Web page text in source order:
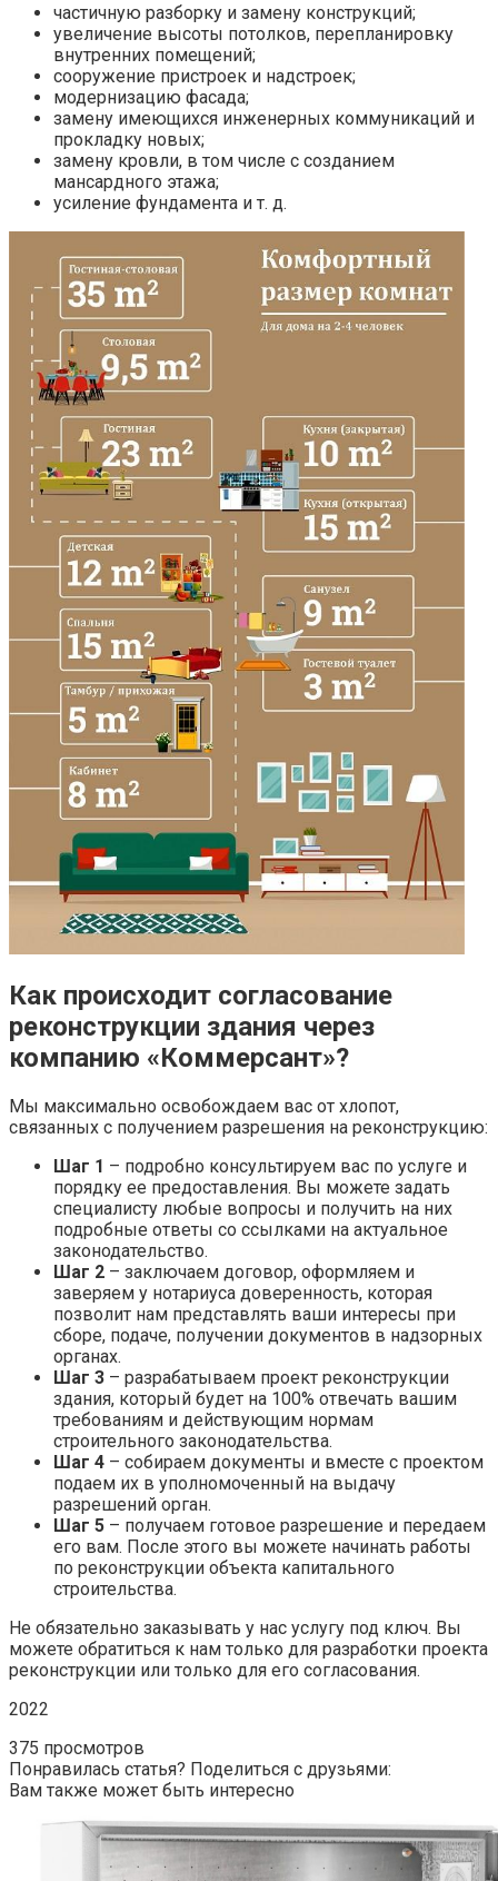
частичную разборку и замену конструкций;
увеличение высоты потолков, перепланировку
внутренних помещений;
сооружение пристроек и надстроек;
модернизацию фасада;
замену имеющихся инженерных коммуникаций и
прокладку новых;
замену кровли, в том числе с созданием
мансардного этажа;
усиление фундамента и т. д.
Как происходит согласование
реконструкции здания через
компанию «Коммерсант»?
Мы максимально освобождаем вас от хлопот,
связанных с получением разрешения на реконструкцию:
Шаг 1 – подробно консультируем вас по услуге и
порядку ее предоставления. Вы можете задать
специалисту любые вопросы и получить на них
подробные ответы со ссылками на актуальное
законодательство.
Шаг 2 – заключаем договор, оформляем и
заверяем у нотариуса доверенность, которая
позволит нам представлять ваши интересы при
сборе, подаче, получении документов в надзорных
органах.
Шаг 3 – разрабатываем проект реконструкции
здания, который будет на 100% отвечать вашим
требованиям и действующим нормам
строительного законодательства.
Шаг 4 – собираем документы и вместе с проектом
подаем их в уполномоченный на выдачу
разрешений орган.
Шаг 5 – получаем готовое разрешение и передаем
его вам. После этого вы можете начинать работы
по реконструкции объекта капитального
строительства.
Не обязательно заказывать у нас услугу под ключ. Вы
можете обратиться к нам только для разработки проекта
реконструкции или только для его согласования.
2022
375 просмотров
Понравилась статья? Поделиться с друзьями:
Вам также может быть интересно